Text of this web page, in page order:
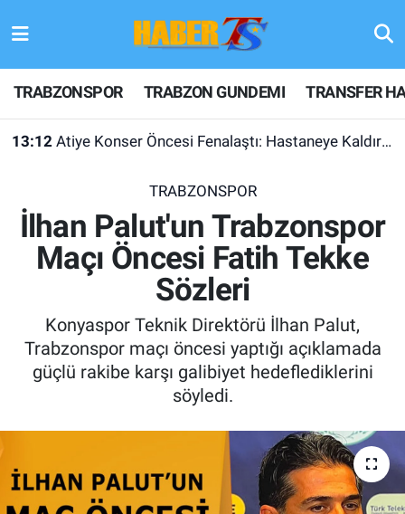
TRABZONSPOR TRABZON GUNDEMI TRANSFER
13:12 Atiye Konser Öncesi Fenalaştı: Hastaneye Kaldırıldı
TRABZONSPOR
İlhan Palut'un Trabzonspor
Maçı Öncesi Fatih Tekke
Sözleri
Konyaspor Teknik Direktörü İlhan Palut,
Trabzonspor maçı öncesi yaptığı açıklamada
güçlü rakibe karşı galibiyet hedeflediklerini
söyledi.
TRABZONSPOR
TRABZON GUNDEMI
KULİS MEYDANI
1461 TRABZON
FUTBOL
BASKETBOL
Hava Durumu
Trafik Durumu
Son Dakika Haberleri